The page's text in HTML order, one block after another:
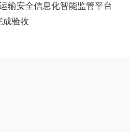
输安全信息化智能监管平台
成验收